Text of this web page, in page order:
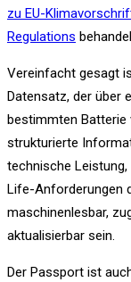
zu EU-
Regulations
Vereinfacht gesagt
Datensatz, der über
bestimmten Batterie
strukturierte
technische
Life-Anforderungen
maschinenlesbar,
aktualisierbar sein.
Der Passport ist